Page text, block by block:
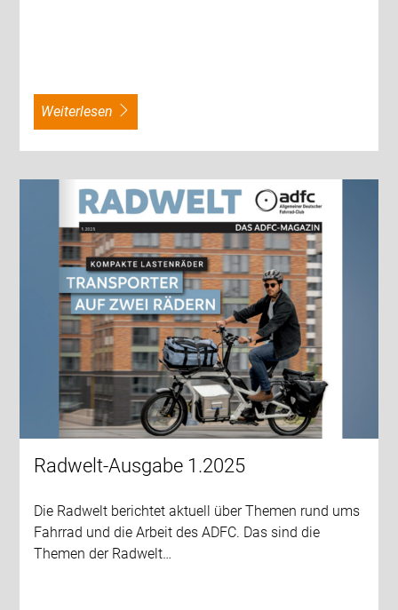
weiterlesen
Radwelt-Ausgabe 1.2025
Die Radwelt berichtet aktuell über Themen rund ums
Fahrrad und die Arbeit des ADFC. Das sind die
Themen der Radwelt…